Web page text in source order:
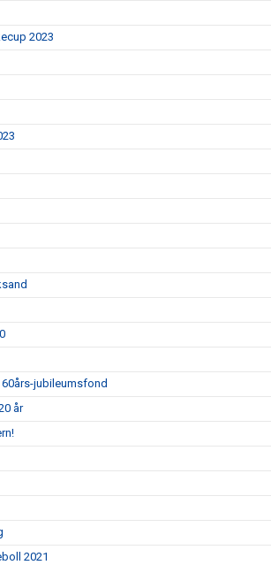
2023
jubileumsfond
år
2021